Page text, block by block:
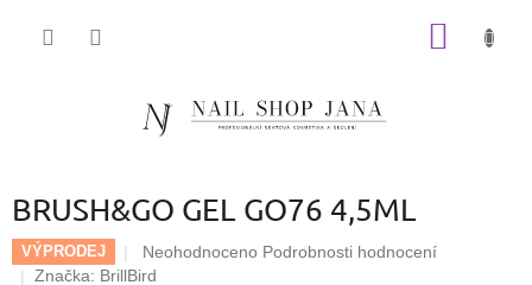
BRUSH&GO GEL GO76 4,5ML
VÝPRODEJ
Průměrné
hodnocení
Neohodnoceno Podrobnosti hodnocení
Značka: BrillBird